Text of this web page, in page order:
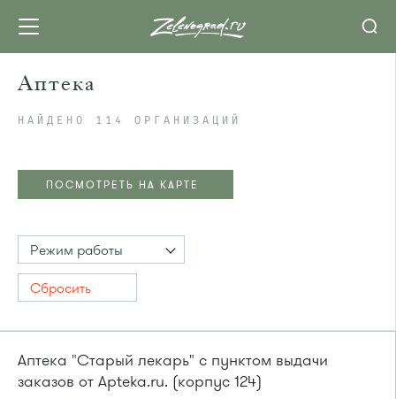
Аптека
НАЙДЕНО 114 ОРГАНИЗАЦИЙ
ПОСМОТРЕТЬ НА КАРТЕ
Режим работы
Сбросить
ПОСМОТРЕТЬ НА КАРТЕ
Аптека "Старый лекарь" с пунктом выдачи
заказов от Apteka.ru. (корпус 124)